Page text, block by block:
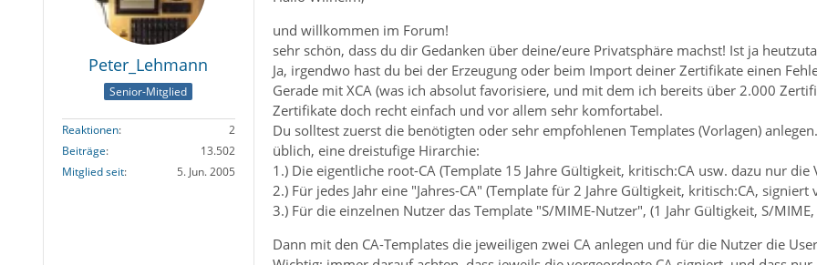
Peter_Lehmann
Senior-Mitglied
Reaktionen
2
Beiträge
13.502
Mitglied seit
5. Jun. 2005
und willkommen im Forum!
sehr schön, dass du dir Gedanken über deine/eure Privatsphäre machst! Ist ja
Ja, irgendwo hast du bei der Erzeugung oder beim Import deiner Zertifikate einen
Gerade mit XCA (was ich absolut favorisiere, und mit dem ich bereits über 2.000
Zertifikate doch recht einfach und vor allem sehr komfortabel.
Du solltest zuerst die benötigten oder sehr empfohlenen Templates (Vorlagen)
üblich, eine dreistufige Hirarchie:
1.) Die eigentliche root-CA (Template 15 Jahre Gültigkeit, kritisch:CA usw. dazu nur die
2.) Für jedes Jahr eine "Jahres-CA" (Template für 2 Jahre Gültigkeit, kritisch:CA, signiert
3.) Für die einzelnen Nutzer das Template "S/MIME-Nutzer", (1 Jahr Gültigkeit, S/
Dann mit den CA-Templates die jeweiligen zwei CA anlegen und für die Nutzer die